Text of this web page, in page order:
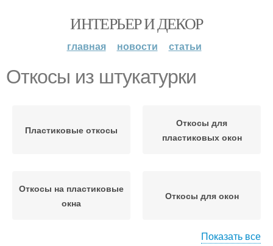
ИНТЕРЬЕР И ДЕКОР
главная новости статьи
Откосы из штукатурки
Пластиковые откосы
Откосы для
пластиковых окон
Откосы на пластиковые
окна
Откосы для окон
Показать все